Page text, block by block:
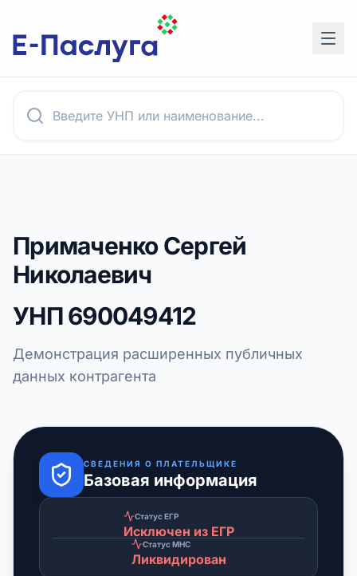
Примаченко Сергей
Николаевич
УНП690049412
Демонстрация расширенных публичных
данных контрагента
СВЕДЕНИЯ О ПЛАТЕЛЬЩИКЕ
Базовая информация
Статус ЕГР
Исключен из ЕГР
Статус МНС
Ликвидирован